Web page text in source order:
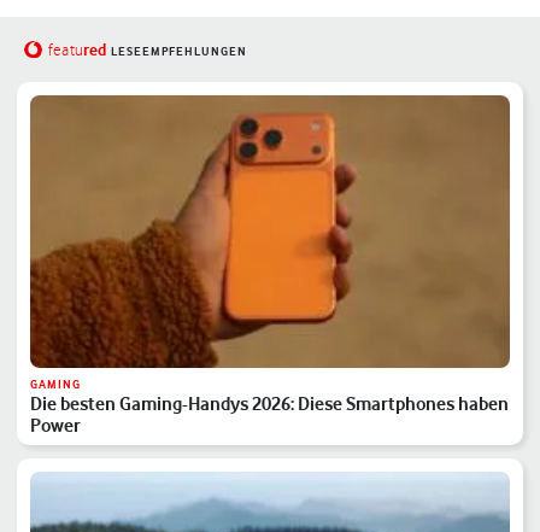
featured LESEEMPFEHLUNGEN
GAMING
Die besten Gaming-Handys 2026: Diese Smartphones haben
Power